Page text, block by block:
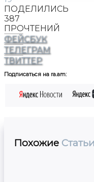
ПОДЕЛИЛИСЬ
387
ПРОЧТЕНИЙ
ФЕЙСБУК
ТЕЛЕГРАМ
ТВИТТЕР
Подписаться на ra.am:
Похожие Статьи